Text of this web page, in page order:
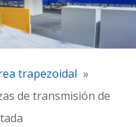
trapezoidal »
de transmisión de